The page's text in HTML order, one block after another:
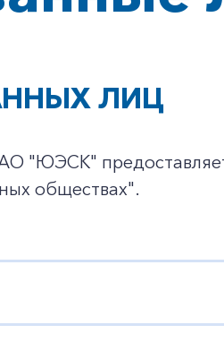
ЛИЦ
"ЮЭСК"
обществах".